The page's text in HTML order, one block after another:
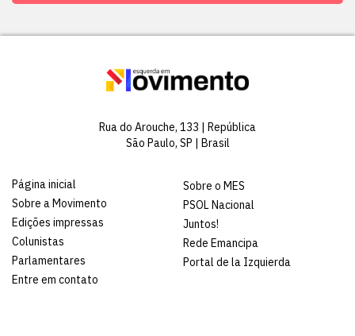
Rua do Arouche, 133 | República
São Paulo, SP | Brasil
Página inicial
Sobre a Movimento
Edições impressas
Colunistas
Parlamentares
Entre em contato
Sobre o MES
PSOL Nacional
Juntos!
Rede Emancipa
Portal de la Izquierda